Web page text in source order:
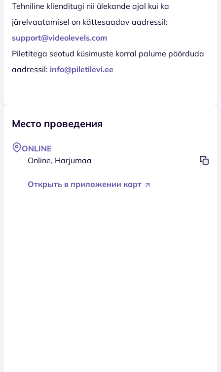
Tehniline klienditugi nii ülekande ajal kui ka
järelvaatamisel on kättesaadav aadressil:
support@videolevels.com
Piletitega seotud küsimuste korral palume pöörduda
aadressil: info@piletilevi.ee
Место проведения
ONLINE
Online, Harjumaa
Открыть в приложении карт